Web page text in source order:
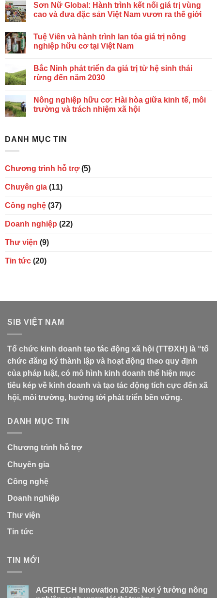
Sơn Nữ Global: Hành trình kết nối giá trị vùng
cao và đưa đặc sản Việt Nam vươn ra thế giới
Tuệ Viên và hành trình lan tỏa giá trị nông
nghiệp hữu cơ tại Việt Nam
Bắc Ninh phát triển đa giá trị từ hệ sinh thái
rừng đến năm 2030
Nông nghiệp hữu cơ: Hài hòa giữa kinh tế, môi
trường và trách nhiệm xã hội
DANH MỤC TIN
Chương trình hỗ trợ(5)
Chuyên gia (11)
Công nghệ (37)
Doanh nghiệp (22)
Thư viện (9)
Tin tức (20)
SIB VIỆT NAM
Tổ chức kinh doanh tạo tác động xã hội (TTĐXH) là “tổ
chức đăng ký thành lập và hoạt động theo quy định
của pháp luật, có mô hình kinh doanh thể hiện mục
tiêu kép về kinh doanh và tạo tác động tích cực đến xã
hội, môi trường, hướng tới phát triển bền vững.
DANH MỤC TIN
Chương trình hỗ trợ
Chuyên gia
Công nghệ
Doanh nghiệp
Thư viện
Tin tức
TIN MỚI
AGRITECH Innovation 2026: Nơi ý tưởng nông